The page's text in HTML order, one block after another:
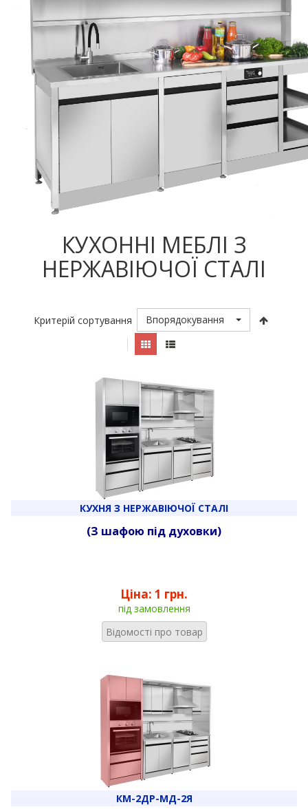
КУХОННІ МЕБЛІ З
НЕРЖАВІЮЧОЇ СТАЛІ
Критерій сортування Впорядокування
КУХНЯ З НЕРЖАВІЮЧОЇ СТАЛІ
(З шафою під духовки)
Ціна: 1 грн.
під замовлення
Відомості про товар
КМ-2ДР-МД-2Я